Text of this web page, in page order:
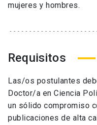
mujeres y hombres.
Requisitos
Las/os postulantes
Doctor/a en Ciencia
un sólido compromiso
publicaciones de alta